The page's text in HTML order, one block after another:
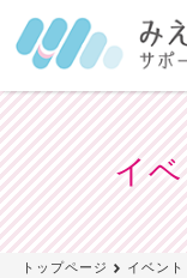
イ
トップページ イベン